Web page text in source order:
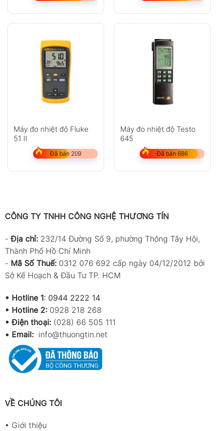
Máy đo nhiệt độ Fluke
51 II
Đã bán 209
Máy đo nhiệt độ Testo
645
Đã bán 686
CÔNG TY TNHH CÔNG NGHỆ THƯƠNG TÍN
-Địa chỉ: 232/14 Đường Số 9, phường Thông Tây Hội,
Thành Phố Hồ Chí Minh
- Mã Số Thuế: 0312 076 692 cấp ngày 04/12/2012 bởi
Sở Kế Hoạch & Đầu Tư TP. HCM
• Hotline 1: 0944 2222 14
• Hotline 2: 0928 218 268
• Điện thoại: (028) 66 505 111
• Email: info@thuongtin.net
VỀ CHÚNG TÔI
• Giới thiệu